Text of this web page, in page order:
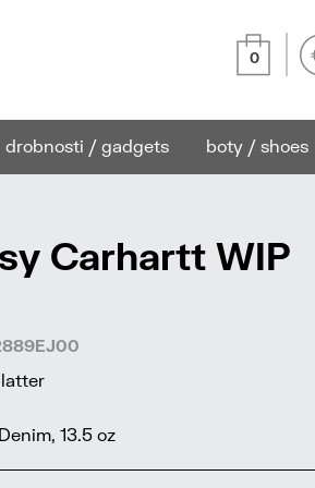
0
drobnosti / gadgets boty / shoes
Carhartt WIP
13.5 oz